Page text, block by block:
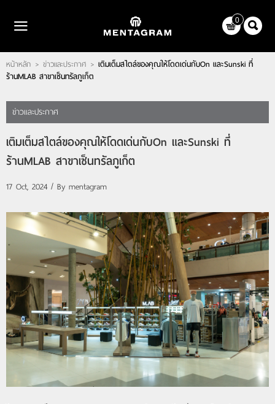
ไทย
WISHLIST( 0 )
หน้าหลัก
แบรนด์
ตัวแทนจำหน่าย
เกี่ยวกับเรา
บทความ
0
หน้าหลัก > ข่าวและประกาศ > เติมเต็มสไตล์ของคุณให้โดดเด่นกับOn และSunski ที่
ร้านMLAB สาขาเซ็นทรัลภูเก็ต
ข่าวและประกาศ
เติมเต็มสไตล์ของคุณให้โดดเด่นกับOn และSunski ที่
ร้านMLAB สาขาเซ็นทรัลภูเก็ต
17 Oct, 2024 / By mentagram